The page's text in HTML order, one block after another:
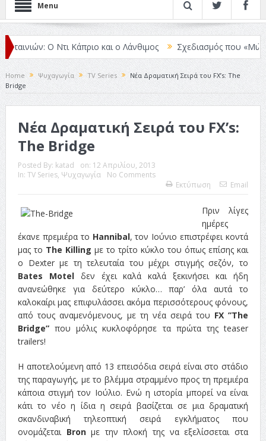
Menu
Ο Ντι Κάπριο και ο Λάνθιμος Σχεδιασμός που «Μιλάει»
Home Ψυχαγωγία TV Series
Νέα Δραματική Σειρά του FX’s: The
Bridge
Νέα Δραματική Σειρά του FX’s:
The Bridge
Posted By: katad on: 12 Απριλίου, 2013
In: TV Series, Ψυχαγωγία
No Comments
Εκτύπωση
Email
Πριν λίγες
ημέρες
έκανε πρεμιέρα το Hannibal, τον Ιούνιο επιστρέφει κοντά
μας το The Killing με το τρίτο κύκλο του όπως επίσης και
ο Dexter με τη τελευταία του μέχρι στιγμής σεζόν, το
Bates Motelδεν έχει καλά καλά ξεκινήσει και ήδη
ανανεώθηκε για δεύτερο κύκλο… παρ’ όλα αυτά το
καλοκαίρι μας επιφυλάσσει ακόμα περισσότερους φόνους,
από τους αναμενόμενους, με τη νέα σειρά του FX ”The
Bridge”που μόλις κυκλοφόρησε τα πρώτα της teaser
trailers!
Η αποτελούμενη από 13 επεισόδια σειρά είναι στο στάδιο
της παραγωγής, με το βλέμμα στραμμένο προς τη πρεμιέρα
κάποια στιγμή τον Ιούλιο. Ενώ η ιστορία μπορεί να είναι
κάτι το νέο η ίδια η σειρά βασίζεται σε μια δραματική
σκανδιναβική τηλεοπτική σειρά εγκλήματος που
ονομάζεται Bronμε την πλοκή της να εξελίσσεται στα